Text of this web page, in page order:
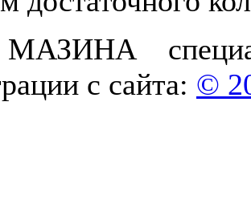
МАЗИНА
с сайта: ©